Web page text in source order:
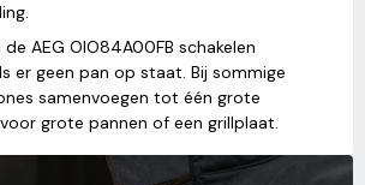
AEG OIO84A00FB schakelen
er geen pan op staat. Bij sommige
samenvoegen tot één grote
grote pannen of een grillplaat.